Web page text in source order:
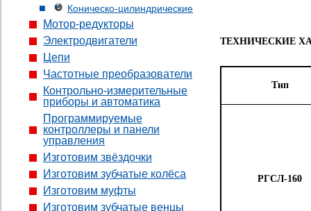
Коническо-цилиндрические
Мотор-редукторы
Электродвигатели
Цепи
Частотные преобразователи
Контрольно-измерительные
приборы и автоматика
Программируемые
контроллеры и панели
управления
Изготовим звёздочки
Изготовим зубчатые колёса
Изготовим муфты
Изготовим зубчатые венцы
ТЕХНИЧЕСКИЕ
Тип
РГСЛ-160